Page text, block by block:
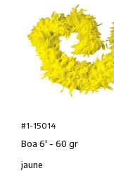
#1-15014
Boa 6' - 60 gr
jaune